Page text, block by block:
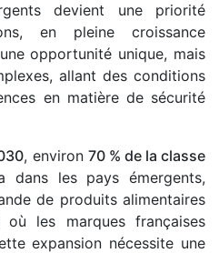
devient une priorité
en pleine croissance
opportunité unique, mais
allant des conditions
en matière de sécurité
, environ 70 % de la classe
dans les pays émergents,
de produits alimentaires
les marques françaises
expansion nécessite une